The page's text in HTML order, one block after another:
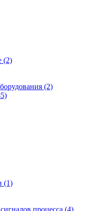
(2)
(2)
(1)
процесса (4)